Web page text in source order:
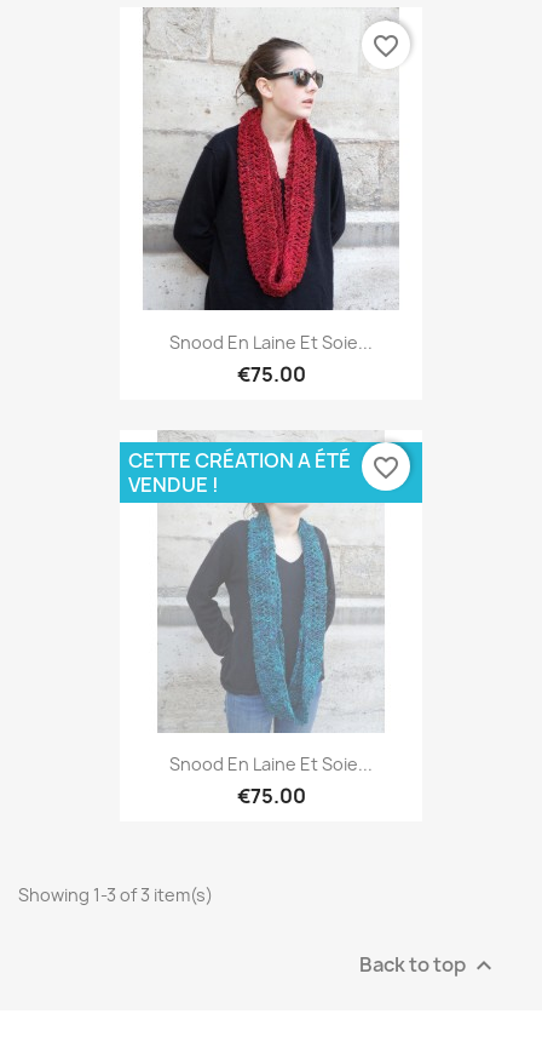
Snood En Laine Et Soie...
€75.00
favorite_border
Snood En Laine Et Soie...
€75.00
CETTE CRÉATION A ÉTÉ
VENDUE !
favorite_border
Showing 1-3 of 3 item(s)
Back to top 